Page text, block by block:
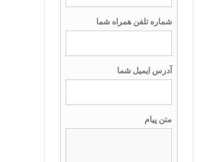
شماره تلفن همراه شما
آدرس ایمیل شما
متن پیام